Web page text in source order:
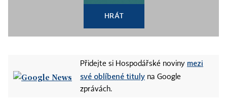
HRÁT
Přidejte si Hospodářské noviny mezi
své oblíbené tituly na Google
zprávách.